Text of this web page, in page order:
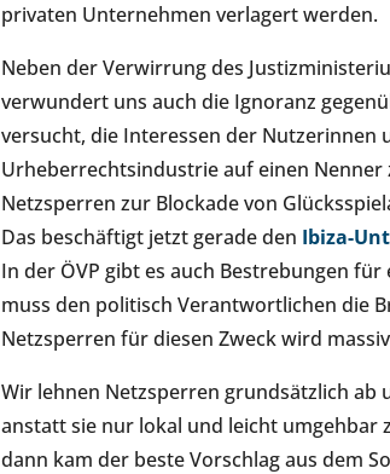
privaten Unternehmen verlagert werden.
Neben der Verwirrung des
verwundert uns auch die Ignoranz
versucht, die Interessen der
Urheberrechtsindustrie auf einen Nenner
Netzsperren zur Blockade von
Das beschäftigt jetzt gerade den Ibiza-
In der ÖVP gibt es auch Bestrebungen für
muss den politisch Verantwortlichen die
Netzsperren für diesen Zweck wird
Wir lehnen Netzsperren grundsätzlich ab
anstatt sie nur lokal und leicht umgehbar
dann kam der beste Vorschlag aus dem